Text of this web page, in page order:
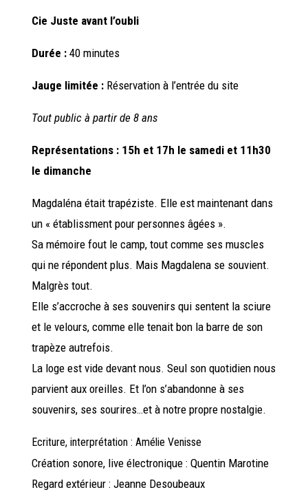
Cie Juste avant l’oubli
Durée :40 minutes
Jauge limitée :Réservation à l’entrée du site
Tout public à partir de 8 ans
Représentations : 15h et 17h le samedi et 11h30
le dimanche
Magdaléna était trapéziste. Elle est maintenant dans
un « établissment pour personnes âgées ».
Sa mémoire fout le camp, tout comme ses muscles
qui ne répondent plus. Mais Magdalena se souvient.
Malgrès tout.
Elle s’accroche à ses souvenirs qui sentent la sciure
et le velours, comme elle tenait bon la barre de son
trapèze autrefois.
La loge est vide devant nous. Seul son quotidien nous
parvient aux oreilles. Et l’on s’abandonne à ses
souvenirs, ses sourires…et à notre propre nostalgie.
Ecriture, interprétation : Amélie Venisse
Création sonore, live électronique : Quentin Marotine
Regard extérieur : Jeanne Desoubeaux